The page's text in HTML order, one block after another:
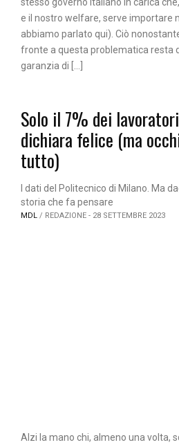
stesso governo italiano in carica
e il nostro welfare, serve importare
abbiamo parlato qui). Ciò
fronte a questa problematica resta
garanzia di […]
Solo il 7% dei
dichiara felice (ma
tutto)
I dati del Politecnico di Milano. Ma
storia che fa pensare
MDL / REDAZIONE - 28 SETTEMBRE 2023
Alzi la mano chi, almeno una volta,